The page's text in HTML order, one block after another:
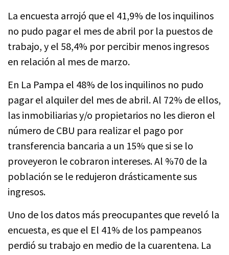
La encuesta arrojó que el 41,9% de los inquilinos
no pudo pagar el mes de abril por la puestos de
trabajo, y el 58,4% por percibir menos ingresos
en relación al mes de marzo.
En La Pampa el 48% de los inquilinos no pudo
pagar el alquiler del mes de abril. Al 72% de ellos,
las inmobiliarias y/o propietarios no les dieron el
número de CBU para realizar el pago por
transferencia bancaria a un 15% que si se lo
proveyeron le cobraron intereses. Al %70 de la
población se le redujeron drásticamente sus
ingresos.
Uno de los datos más preocupantes que reveló la
encuesta, es que el El 41% de los pampeanos
perdió su trabajo en medio de la cuarentena. La